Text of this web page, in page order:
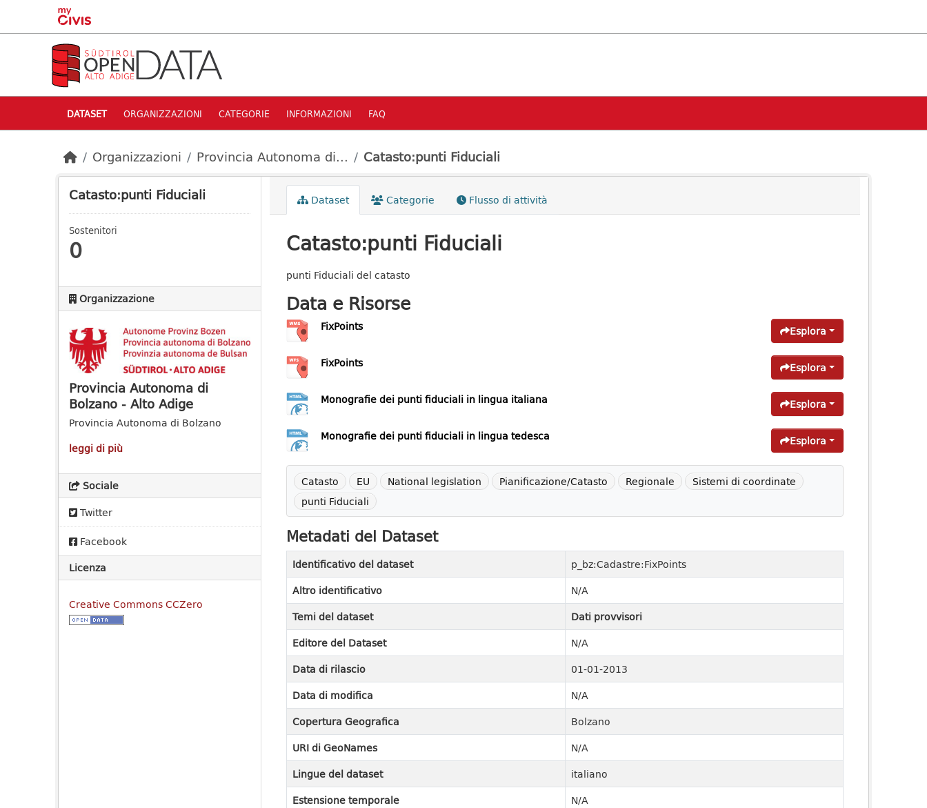
Skip to main content
DATASET ORGANIZZAZIONI CATEGORIE INFORMAZIONI FAQ
Organizzazioni Provincia Autonoma di... Catasto:punti Fiduciali
Catasto:punti Fiduciali
Sostenitori
0
Organizzazione
Provincia Autonoma di
Bolzano - Alto Adige
Provincia Autonoma di Bolzano
leggi di più
Sociale
Twitter
Facebook
Licenza
Creative Commons CCZero
Dataset Categorie Flusso di attività
Catasto:punti Fiduciali
punti Fiduciali del catasto
Data e Risorse
FixPoints Esplora
FixPoints Esplora
Monografie dei punti fiduciali in lingua italiana Esplora
Monografie dei punti fiduciali in lingua tedesca Esplora
Catasto EU National legislation Pianificazione/Catasto Regionale
Sistemi di coordinate
punti Fiduciali
Metadati del Dataset
Identificativo del dataset
p_bz:Cadastre:FixPoints
Altro identificativo
N/A
Temi del dataset
Dati provvisori
Editore del Dataset
N/A
Data di rilascio
01-01-2013
Data di modifica
N/A
Copertura Geografica
Bolzano
URI di GeoNames
N/A
Lingue del dataset
italiano
Estensione temporale
N/A